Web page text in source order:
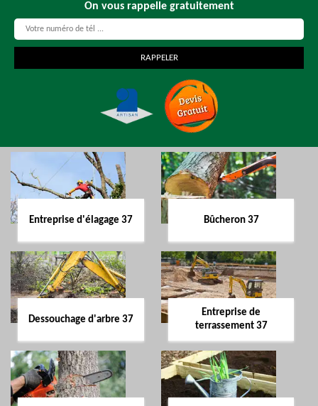
On vous rappelle gratuitement
Entreprise d'élagage 37 Bûcheron 37
Dessouchage d'arbre 37
Entreprise de
terrassement 37